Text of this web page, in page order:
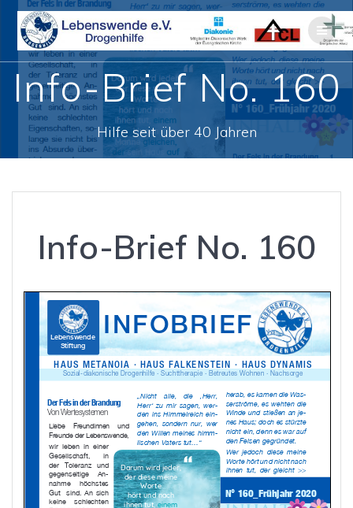
Zum
springen
Info-Brief No. 160
Hilfe seit über 40 Jahren
Info-Brief No. 160